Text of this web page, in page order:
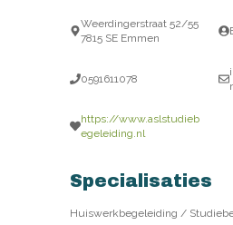
Weerdingerstraat 52/55
7815 SE Emmen
0591611078
https://www.aslstudieb
egeleiding.nl
Specialisaties
Huiswerkbegeleiding /